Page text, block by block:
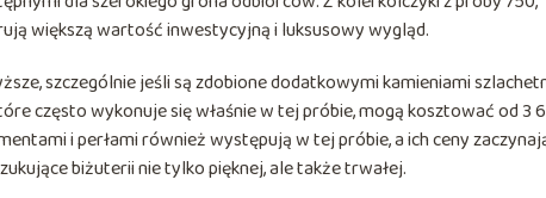
większą wartość inwestycyjną i luksusowy wygląd.
szczególnie jeśli są zdobione dodatkowymi kamieniami
często wykonuje się właśnie w tej próbie, mogą kosztować od 3
i perłami również występują w tej próbie, a ich ceny
biżuterii nie tylko pięknej, ale także trwałej.